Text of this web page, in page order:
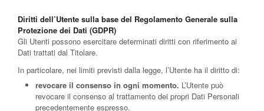
Diritti dell’Utente sulla base del Regolamento Generale sulla
Protezione dei Dati (GDPR)
Gli Utenti possono esercitare determinati diritti con riferimento ai
Dati trattati dal Titolare.
In particolare, nei limiti previsti dalla legge, l’Utente ha il diritto di:
revocare il consenso in ogni momento. L’Utente può
revocare il consenso al trattamento dei propri Dati Personali
precedentemente espresso.